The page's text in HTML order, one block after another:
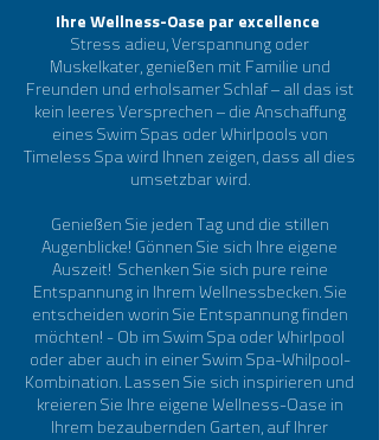
Ihre Wellness-Oase par excellence
Stress adieu, Verspannung oder
Muskelkater, genießen mit Familie und
Freunden und erholsamer Schlaf – all das ist
kein leeres Versprechen – die Anschaffung
eines Swim Spas oder Whirlpools von
Timeless Spa wird Ihnen zeigen, dass all dies
umsetzbar wird.
Genießen Sie jeden Tag und die stillen
Augenblicke! Gönnen Sie sich Ihre eigene
Auszeit! Schenken Sie sich pure reine
Entspannung in Ihrem Wellnessbecken. Sie
entscheiden worin Sie Entspannung finden
möchten! - Ob im Swim Spa oder Whirlpool
oder aber auch in einer Swim Spa-Whilpool-
Kombination. Lassen Sie sich inspirieren und
kreieren Sie Ihre eigene Wellness-Oase in
Ihrem bezaubernden Garten, auf Ihrer